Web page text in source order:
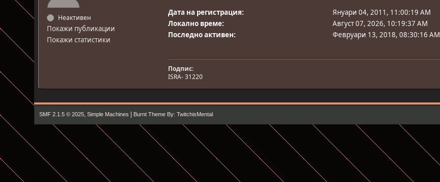
Неактивен
Покажи публикации
Покажи статистики
Дата на регистрация:
Януари 04, 2011, 11:00:19 AM
Локално време:
Август 07, 2026, 10:19:37 AM
Последно активен:
Февруари 13, 2018, 08:30:16 AM
Подпис:
ISRA- 31220
SMF 2.1.5 © 2025,Simple Machines Burnt Theme By: TwitchisMental